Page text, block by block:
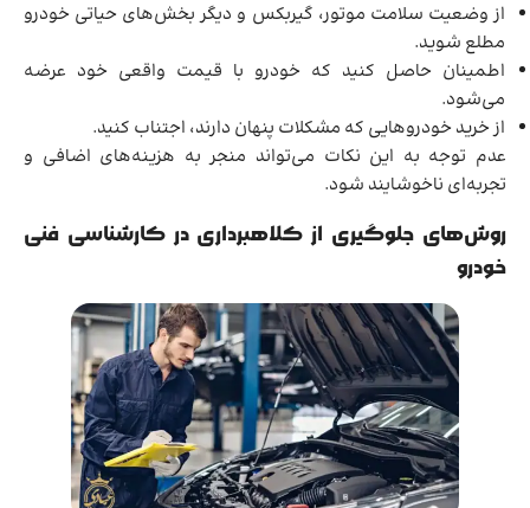
از وضعیت سلامت موتور، گیربکس و دیگر بخش‌های حیاتی خودرو
مطلع شوید.
اطمینان حاصل کنید که خودرو با قیمت واقعی خود عرضه
می‌شود.
از خرید خودروهایی که مشکلات پنهان دارند، اجتناب کنید.
عدم توجه به این نکات می‌تواند منجر به هزینه‌های اضافی و
تجربه‌ای ناخوشایند شود.
روش‌های جلوگیری از کلاهبرداری در کارشناسی فنی
خودرو